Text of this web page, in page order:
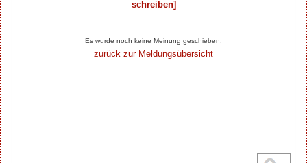
schreiben]
Es wurde noch keine Meinung geschieben.
zurück zur Meldungsübersicht